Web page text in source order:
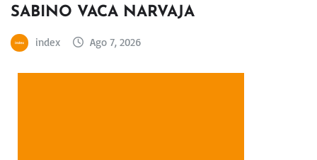
SABINO VACA NARVAJA
index Ago 7, 2026